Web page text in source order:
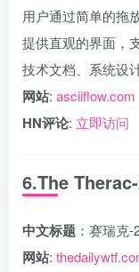
用户通过简单的拖
提供直观的界面，
技术文档、系统设
网站: asciiflow.com
HN评论: 立即访问
6.The
中文标题 ：赛瑞克-
网站: